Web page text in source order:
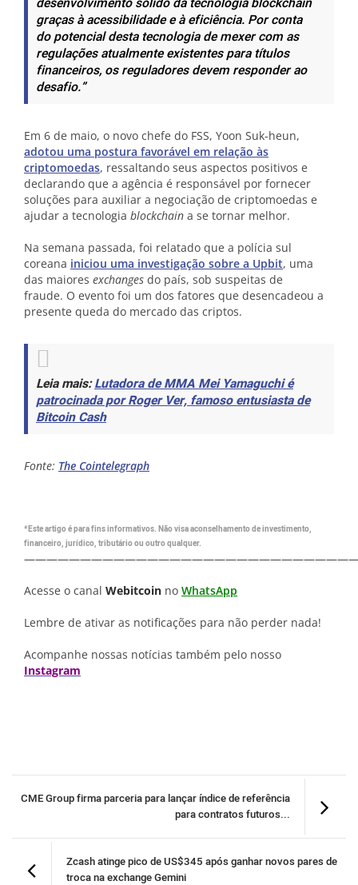
graças à acessibilidade e à eficiência. Por conta
do potencial desta tecnologia de mexer com as
regulações atualmente existentes para títulos
financeiros, os reguladores devem responder ao
desafio.”
Em 6 de maio, o novo chefe do FSS, Yoon Suk-heun,
adotou uma postura favorável em relação às
criptomoedas, ressaltando seus aspectos positivos e
declarando que a agência é responsável por fornecer
soluções para auxiliar a negociação de criptomoedas e
ajudar a tecnologia blockchain a se tornar melhor.
Na semana passada, foi relatado que a polícia sul
coreana iniciou uma investigação sobre a Upbit, uma
das maiores exchanges do país, sob suspeitas de
fraude. O evento foi um dos fatores que desencadeou a
presente queda do mercado das criptos.
Leia mais:Lutadora de MMA Mei Yamaguchi é
patrocinada por Roger Ver, famoso entusiasta de
Bitcoin Cash
Fonte: The Cointelegraph
*Este artigo é para fins informativos. Não visa aconselhamento de investimento,
financeiro, jurídico, tributário ou outro qualquer.
Acesse o canal Webitcoin no WhatsApp
Lembre de ativar as notificações para não perder nada!
Acompanhe nossas notícias também pelo nosso
Instagram
CME Group firma parceria para lançar índice de referência
para contratos futuros...
Zcash atinge pico de US$345 após ganhar novos pares de
troca na exchange Gemini